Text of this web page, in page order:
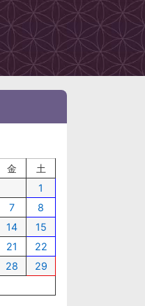
金
土
1
7
8
14
15
21
22
28
29